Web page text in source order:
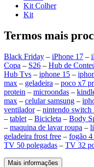
Kit Colher
Kit
Termos mais
Black Friday – iPhone 17 –
Copa – S26 – Hub de
Hub Tvs – iphone 15 –
max – geladeira – poco x7
protein – microondas –
max – celular samsung –
ventilador– nintendo switch
– tablet – Bicicleta – Body
– maquina de lavar roupa –
geladeira frost free – fogão 4
TV 50 polegadas – TV 32
Mais informações